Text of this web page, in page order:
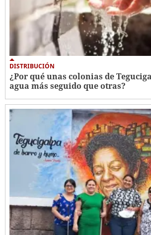
DISTRIBUCIÓN
¿Por qué unas colonias de
agua más seguido que otras?